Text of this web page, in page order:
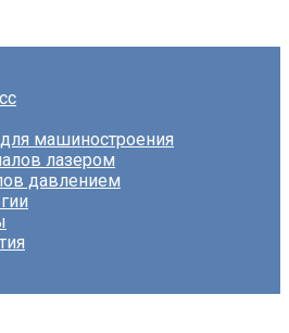
машиностроения
лазером
давлением